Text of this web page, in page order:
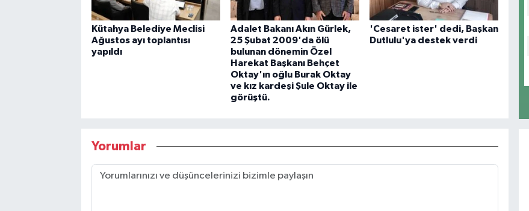
Kütahya Belediye Meclisi
Ağustos ayı toplantısı
yapıldı
Adalet Bakanı Akın Gürlek,
25 Şubat 2009'da ölü
bulunan dönemin Özel
Harekat Başkanı Behçet
Oktay'ın oğlu Burak Oktay
ve kız kardeşi Şule Oktay ile
görüştü.
'Cesaret ister' dedi, Başkan
Dutlulu'ya destek verdi
Yorumlar